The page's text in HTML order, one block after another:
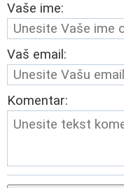
Vaše ime:
Vaš email:
Komentar: